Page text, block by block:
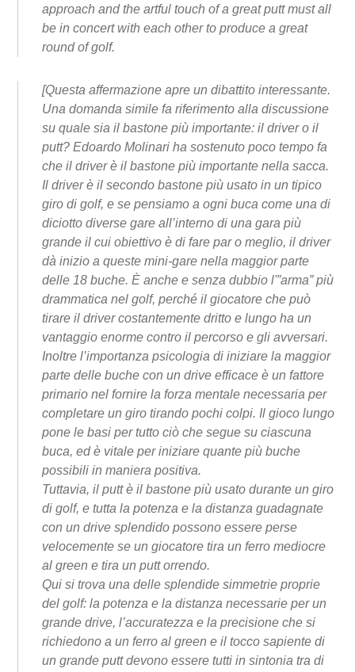
approach and the artful touch of a great putt must all
be in concert with each other to produce a great
round of golf.
[Questa affermazione apre un dibattito interessante.
Una domanda simile fa riferimento alla discussione
su quale sia il bastone più importante: il driver o il
putt? Edoardo Molinari ha sostenuto poco tempo fa
che il driver è il bastone più importante nella sacca.
Il driver è il secondo bastone più usato in un tipico
giro di golf, e se pensiamo a ogni buca come una di
diciotto diverse gare all’interno di una gara più
grande il cui obiettivo è di fare par o meglio, il driver
dà inizio a queste mini-gare nella maggior parte
delle 18 buche. È anche e senza dubbio l'”arma” più
drammatica nel golf, perché il giocatore che può
tirare il driver costantemente dritto e lungo ha un
vantaggio enorme contro il percorso e gli avversari.
Inoltre l’importanza psicologia di iniziare la maggior
parte delle buche con un drive efficace è un fattore
primario nel fornire la forza mentale necessaria per
completare un giro tirando pochi colpi. Il gioco lungo
pone le basi per tutto ciò che segue su ciascuna
buca, ed è vitale per iniziare quante più buche
possibili in maniera positiva.
Tuttavia, il putt è il bastone più usato durante un giro
di golf, e tutta la potenza e la distanza guadagnate
con un drive splendido possono essere perse
velocemente se un giocatore tira un ferro mediocre
al green e tira un putt orrendo.
Qui si trova una delle splendide simmetrie proprie
del golf: la potenza e la distanza necessarie per un
grande drive, l’accuratezza e la precisione che si
richiedono a un ferro al green e il tocco sapiente di
un grande putt devono essere tutti in sintonia tra di